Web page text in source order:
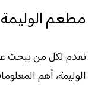
مطعم
نقدم لكل من يبحث
الوليمة، أهم